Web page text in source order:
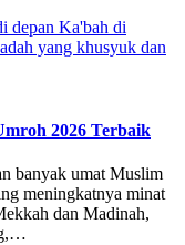
2026 Terbaik
banyak umat Muslim
meningkatnya minat
dan Madinah,